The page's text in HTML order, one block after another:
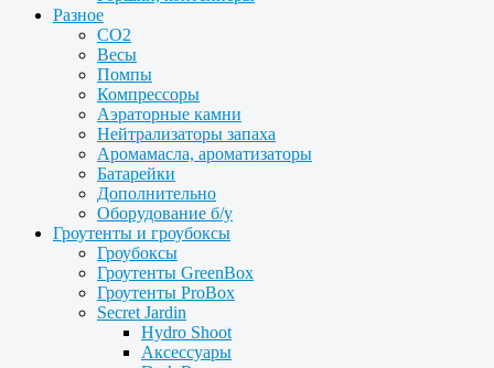
Разное
CO2
Весы
Помпы
Компрессоры
Аэраторные камни
Нейтрализаторы запаха
Аромамасла, ароматизаторы
Батарейки
Дополнительно
Оборудование б/у
Гроутенты и гроубоксы
Гроубоксы
Гроутенты GreenBox
Гроутенты ProBox
Secret Jardin
Hydro Shoot
Аксессуары